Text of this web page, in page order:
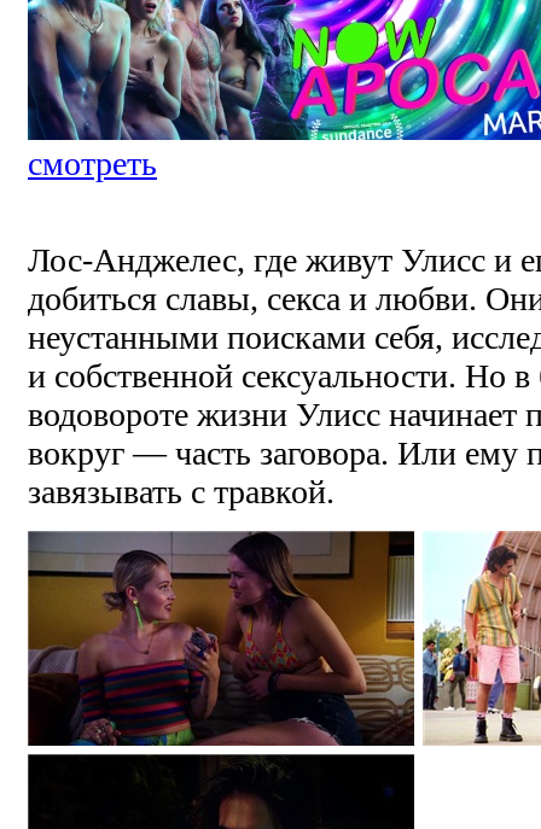
смотреть
Лос-Анджелес, где живут Улисс и
добиться славы, секса и любви.
неустанными поисками себя,
и собственной сексуальности. Но
водовороте жизни Улисс начинает
вокруг — часть заговора. Или ему
завязывать с травкой.